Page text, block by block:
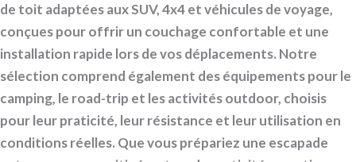
de toit adaptées aux SUV, 4x4 et véhicules de voyage,
conçues pour offrir un couchage confortable et une
installation rapide lors de vos déplacements. Notre
sélection comprend également des équipements pour le
camping, le road-trip et les activités outdoor, choisis
pour leur praticité, leur résistance et leur utilisation en
conditions réelles. Que vous prépariez une escapade